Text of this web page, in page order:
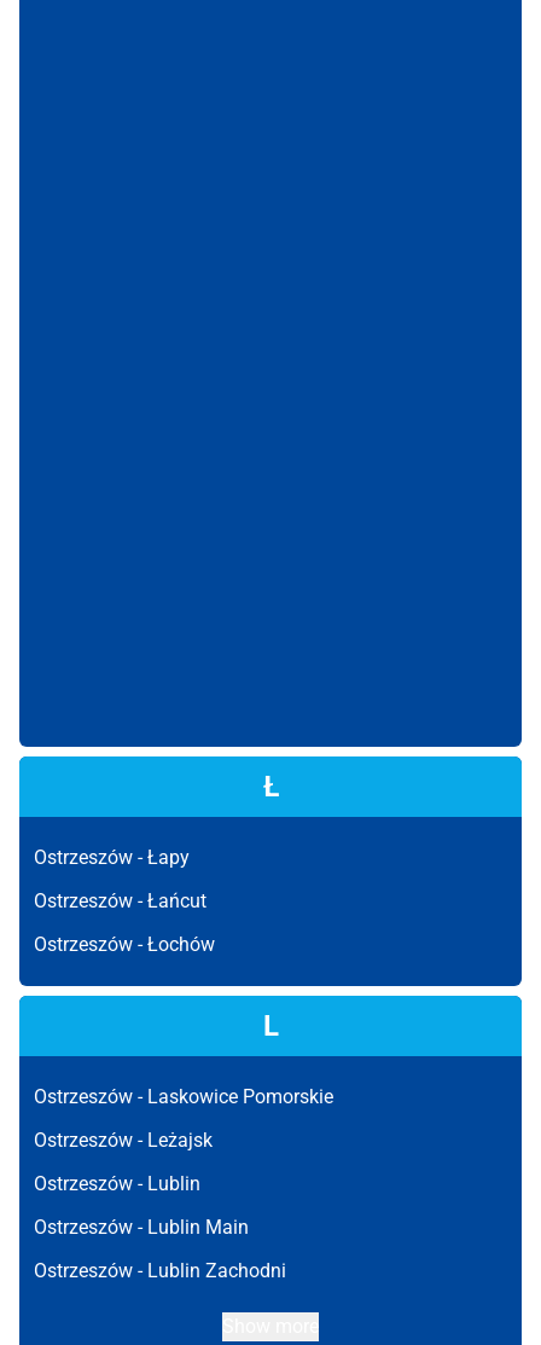
Ł
Ostrzeszów -Łapy
Ostrzeszów -Łańcut
Ostrzeszów -Łochów
L
Ostrzeszów - Laskowice Pomorskie
Ostrzeszów - Leżajsk
Ostrzeszów - Lublin
Ostrzeszów - Lublin Main
Ostrzeszów - Lublin Zachodni